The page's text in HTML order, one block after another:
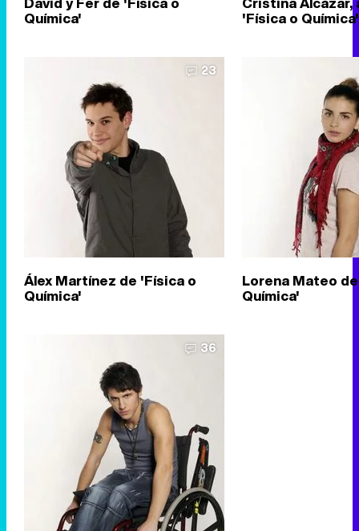
Química' 'Física o Química'
23
Álex Martínez de 'Física o
Química'
Lorena Mateo
Química'
36